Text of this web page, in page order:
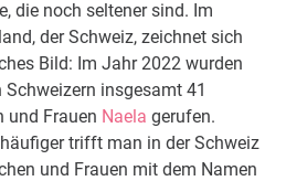
die noch seltener sind. Im
der Schweiz, zeichnet sich
Bild: Im Jahr 2022 wurden
Schweizern insgesamt 41
und Frauen Naela gerufen.
trifft man in der Schweiz
und Frauen mit dem Namen